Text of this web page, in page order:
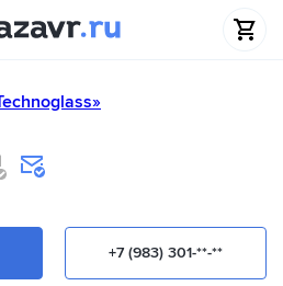
+7 (983) 301-**-**